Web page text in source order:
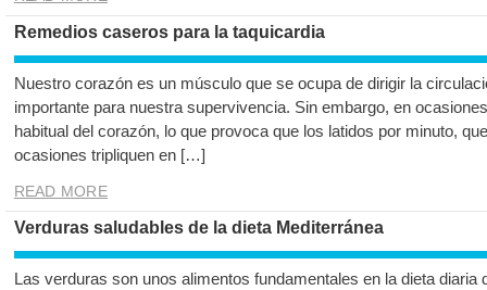
Remedios caseros para la taquicardia
Nuestro corazón es un músculo que se ocupa de dirigir la
importante para nuestra supervivencia. Sin embargo, en
habitual del corazón, lo que provoca que los latidos por minuto,
ocasiones tripliquen en […]
READ MORE
Verduras saludables de la dieta Mediterránea
Las verduras son unos alimentos fundamentales en la dieta diaria